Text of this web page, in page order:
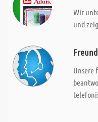
Wir
und
Unsere